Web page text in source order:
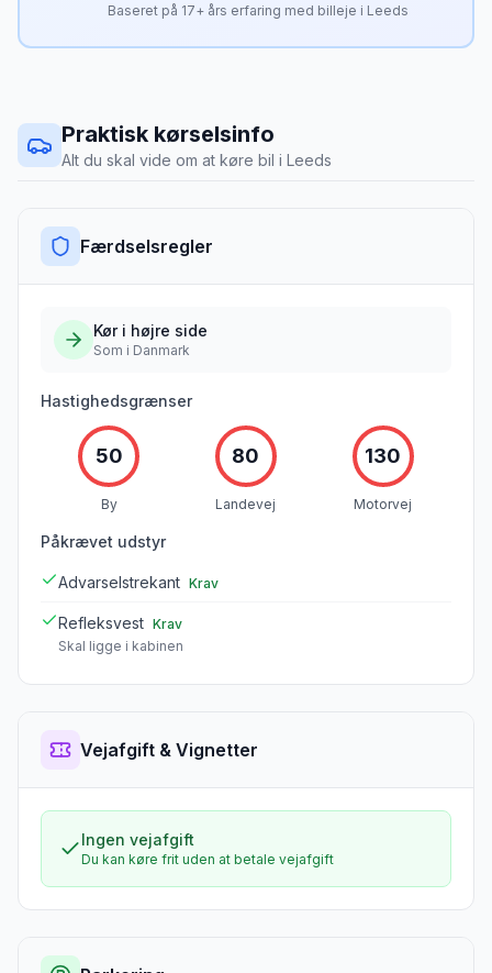
Baseret på 17+ års erfaring med billeje i Leeds
Praktisk kørselsinfo
Alt du skal vide om at køre bil i Leeds
Færdselsregler
Kør i højre side
Som i Danmark
Hastighedsgrænser
50
By
80
Landevej
130
Motorvej
Påkrævet udstyr
Advarselstrekant Krav
Refleksvest Krav
Skal ligge i kabinen
Vejafgift & Vignetter
Ingen vejafgift
Du kan køre frit uden at betale vejafgift